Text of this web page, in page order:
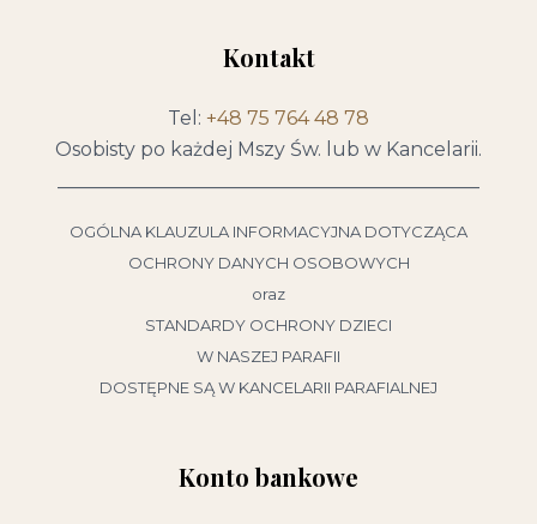
Kontakt
Tel: +48 75 764 48 78
Osobisty po każdej Mszy Św. lub w Kancelarii.
OGÓLNA KLAUZULA INFORMACYJNA DOTYCZĄCA
OCHRONY DANYCH OSOBOWYCH
oraz
STANDARDY OCHRONY DZIECI
W NASZEJ PARAFII
DOSTĘPNE SĄ W KANCELARII PARAFIALNEJ
Konto bankowe